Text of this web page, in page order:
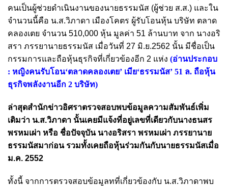
คนเป็นผู้ช่วยดำเนินงานของนายธรรมนัส (ผู้ช่วย ส.ส.) และใน
จำนวนนี้คือ น.ส.วิภาดา เมืองโคตร ผู้รับโอนหุ้น บริษัท ตลาด
คลองเตย จำนวน 510,000 หุ้น มูลค่า 51 ล้านบาท จาก นางอริ
สรา ภรรยานายธรรมนัส เมื่อวันที่ 27 มิ.ย.2562 นั้น มีชื่อเป็น
กรรมการและถือหุ้นธุรกิจที่เกี่ยวข้องอีก 2 แห่ง (อ่านประกอบ
: หญิงคนรับโอน‘ตลาดคลองเตย’ เมีย‘ธรรมนัส’ 51 ล. ถือหุ้น
ธุรกิจพลังงานอีก 2 บริษัท)
ล่าสุดสำนักข่าวอิศราตรวจสอบพบข้อมูลความสัมพันธ์เพิ่ม
เติมว่า น.ส.วิภาดา นั้นเคยมีแจ้งที่อยู่เลขที่เดียวกับนางธนสร
พรหมเผ่า หรือ ชื่อปัจจุบัน นางอริสรา พรหมเผ่า ภรรยานาย
ธรรมนัสมาก่อน รวมทั้งเคยถือหุ้นร่วมกันกับนายธรรมนัสเมื่อ
ม.ค. 2552
ทั้งนี้ จากการตรวจสอบข้อมูลทที่เกี่ยวข้องกับ น.ส.วิภาดาพบ